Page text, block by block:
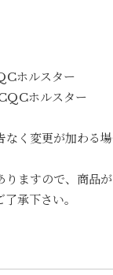
ホルスター
ホルスター
く変更が加わる
ますので、商品
承下さい。